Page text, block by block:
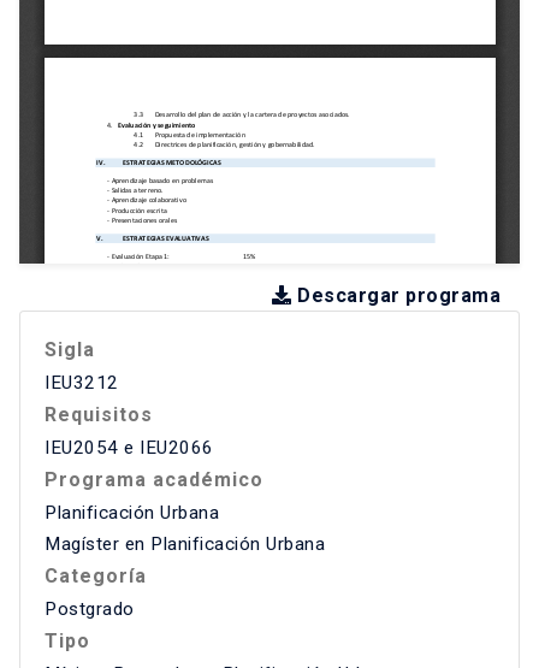
Descargar programa
Sigla
IEU3212
Requisitos
IEU2054 e IEU2066
Programa académico
Planificación Urbana
Magíster en Planificación Urbana
Categoría
Postgrado
Tipo